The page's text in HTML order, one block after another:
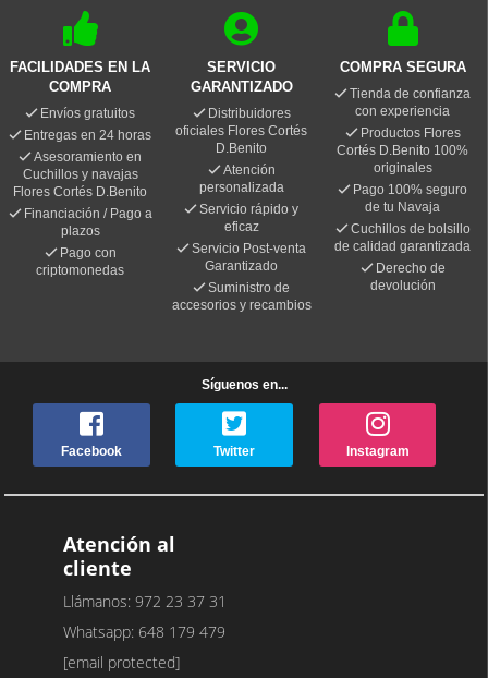
FACILIDADES EN LA
COMPRA
Envíos gratuitos
Entregas en 24 horas
Asesoramiento en
Cuchillos y navajas
Flores Cortés D.Benito
Financiación / Pago a
plazos
Pago con
criptomonedas
SERVICIO
GARANTIZADO
Distribuidores
oficiales Flores Cortés
D.Benito
Atención
personalizada
Servicio rápido y
eficaz
Servicio Post-venta
Garantizado
Suministro de
accesorios y recambios
COMPRA SEGURA
Tienda de confianza
con experiencia
Productos Flores
Cortés D.Benito 100%
originales
Pago 100% seguro
de tu Navaja
Cuchillos de bolsillo
de calidad garantizada
Derecho de
devolución
Síguenos en...
Facebook Twitter Instagram
Atención al
cliente
Llámanos: 972 23 37 31
Whatsapp: 648 179 479
[email protected]